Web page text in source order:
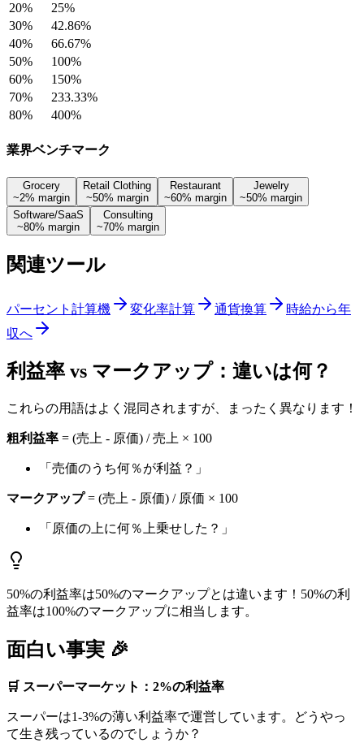
20% 25%
30% 42.86%
40% 66.67%
50% 100%
60% 150%
70% 233.33%
80% 400%
業界ベンチマーク
Grocery
~2% margin
Retail Clothing
~50% margin
Restaurant
~60% margin
Jewelry
~50% margin
Software/SaaS
~80% margin
Consulting
~70% margin
関連ツール
パーセント計算機 変化率計算 通貨換算
時給から年
収へ
利益率 vs マークアップ：違いは何？
これらの用語はよく混同されますが、まったく異なります！
粗利益率 = (売上 - 原価) / 売上 × 100
「売価のうち何％が利益？」
マークアップ= (売上 - 原価) / 原価 × 100
「原価の上に何％上乗せした？」
50%の利益率は50%のマークアップとは違います！50%の利
益率は100%のマークアップに相当します。
面白い事実 🎉
🛒 スーパーマーケット：2%の利益率
スーパーは1-3%の薄い利益率で運営しています。どうやっ
て生き残っているのでしょうか？